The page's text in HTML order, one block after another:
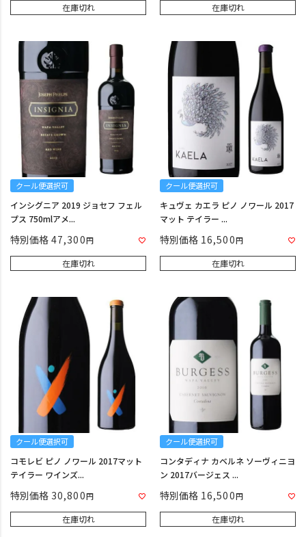
在庫切れ 在庫切れ
クール便選択可
インシグニア 2019 ジョセフ フェル
プス 750mlアメ...
特別価格 47,300
在庫切れ
クール便選択可
キュヴェ カエラ ピノ ノワール 2017
マット テイラー ...
特別価格 16,500
在庫切れ
クール便選択可
コモレビ ピノ ノワール 2017マット
テイラー ワインズ...
特別価格 30,800
在庫切れ
クール便選択可
コンタディナ カベルネ ソーヴィニヨ
ン 2017バージェス ...
特別価格 16,500
在庫切れ